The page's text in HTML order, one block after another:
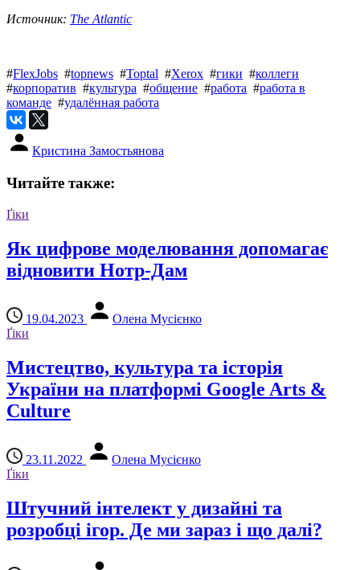
Источник: The Atlantic
#FlexJobs #topnews #Toptal #Xerox #гики #коллеги
#корпоратив #культура #общение #работа #работа в
команде #удалённая работа
Кристина Замостьянова
Читайте также:
Ґіки
Як цифрове моделювання допомагає
відновити Нотр-Дам
19.04.2023
Олена Мусієнко
Ґіки
Мистецтво, культура та історія
України на платформі Google Arts &
Culture
23.11.2022
Олена Мусієнко
Ґіки
Штучний інтелект у дизайні та
розробці ігор. Де ми зараз і що далі?